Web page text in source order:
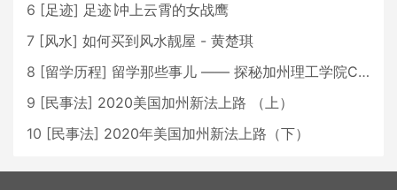
6 [足迹] 足迹∣冲上云霄的女战鹰
7 [风水] 如何买到风水靓屋 - 黄楚琪
8 [留学历程] 留学那些事儿 —— 探秘加州理工学院Caltech博士生活 [上集]
9 [民事法] 2020美国加州新法上路 （上）
10 [民事法] 2020年美国加州新法上路（下）